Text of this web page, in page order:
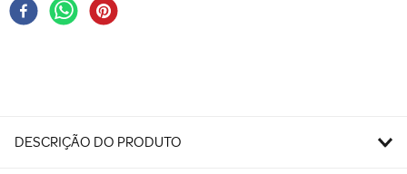
DESCRIÇÃO DO PRODUTO